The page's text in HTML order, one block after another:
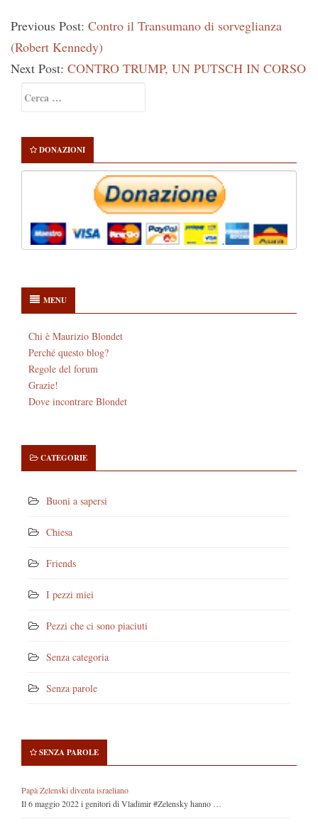
Previous Post: Contro il Transumano di sorveglianza
(Robert Kennedy)
Next Post: CONTRO TRUMP, UN PUTSCH IN CORSO
Sidebar
per:
DONAZIONI
MENU
Chi è Maurizio Blondet
Perché questo blog?
Regole del forum
Grazie!
Dove incontrare Blondet
CATEGORIE
Buoni a sapersi
Chiesa
Friends
I pezzi miei
Pezzi che ci sono piaciuti
Senza categoria
Senza parole
SENZA PAROLE
Papà Zelenski diventa israeliano
Il 6 maggio 2022 i genitori di Vladimir #Zelensky hanno …